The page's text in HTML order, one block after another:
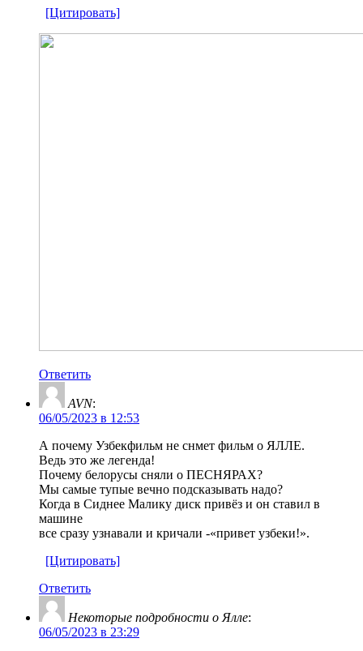
[Цитировать]
Ответить
AVN:
06/05/2023 в 12:53
А почему Узбекфильм не снмет фильм о ЯЛЛЕ.
Ведь это же легенда!
Почему белорусы сняли о ПЕСНЯРАХ?
Мы самые тупые вечно подсказывать надо?
Когда в Сиднее Малику диск привёз и он ставил в
машине
все сразу узнавали и кричали -«привет узбеки!».
[Цитировать]
Ответить
Некоторые подробности о Ялле:
06/05/2023 в 23:29